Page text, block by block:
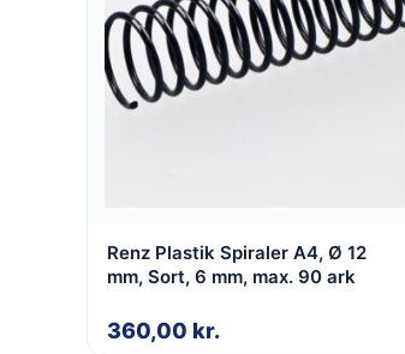
Renz Plastik Spiraler A4, Ø 12
mm, Sort, 6 mm, max. 90 ark
360,00 kr.